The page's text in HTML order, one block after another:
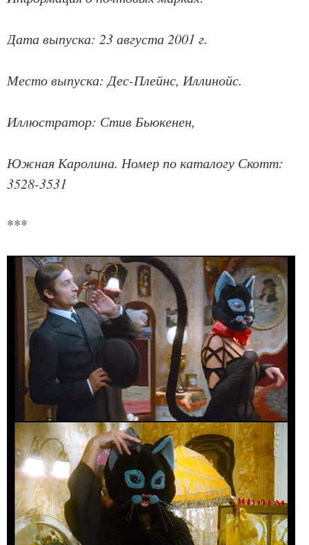
Дата выпуска: 23 августа 2001 г.
Место выпуска: Дес-Плейнс, Иллинойс.
Иллюстратор: Стив Бьюкенен,
Южная Каролина. Номер по каталогу Скотт:
3528-3531
***